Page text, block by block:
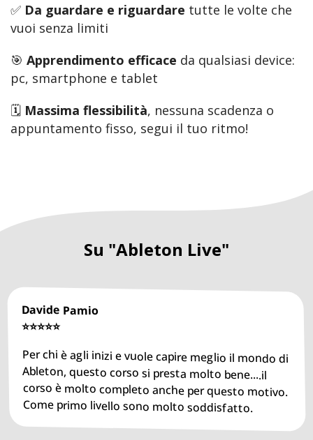
✅ Da guardare e riguardare tutte le volte che
vuoi senza limiti
🎯 Apprendimento efficace da qualsiasi device:
pc, smartphone e tablet
🗓️ Massima flessibilità, nessuna scadenza o
appuntamento fisso, segui il tuo ritmo!
Su "Ableton Live"
Davide Pamio
⭐️⭐️⭐️⭐️⭐️
Per chi è agli inizi e vuole capire meglio il mondo di
Ableton, questo corso si presta molto bene....il
corso è molto completo anche per questo motivo.
Come primo livello sono molto soddisfatto.